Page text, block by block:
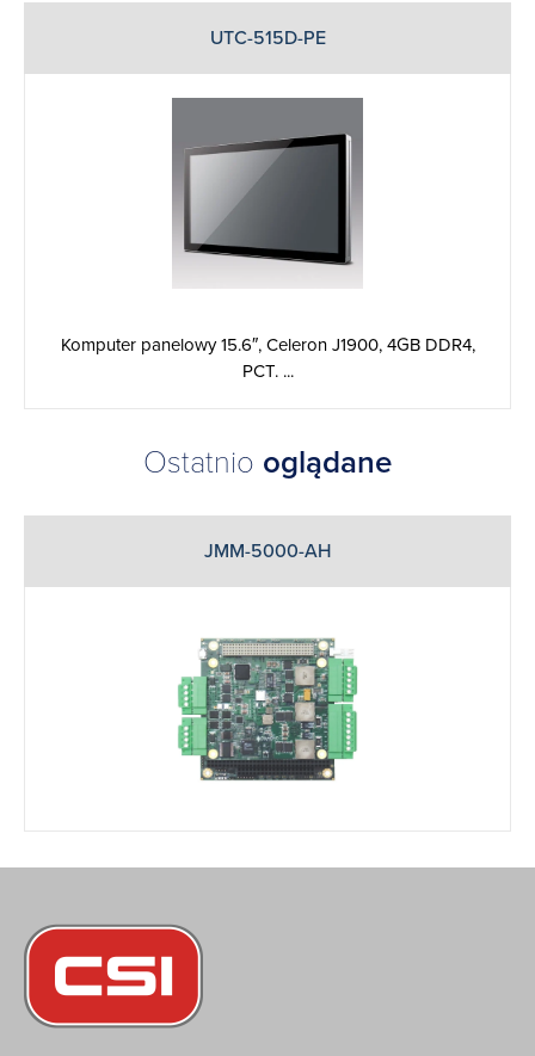
UTC-515D-PE
Komputer panelowy 15.6″, Celeron J1900, 4GB DDR4,
PCT. ...
Ostatnio oglądane
JMM-5000-AH